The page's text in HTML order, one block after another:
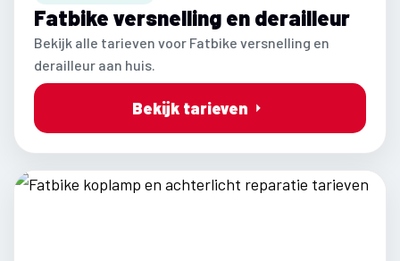
Fatbike versnelling en derailleur
Bekijk alle tarieven voor Fatbike versnelling en
derailleur aan huis.
Bekijk tarieven